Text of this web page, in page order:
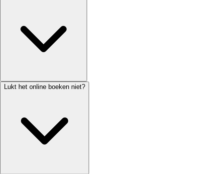
Lukt het online boeken niet?